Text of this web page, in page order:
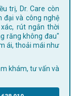
đại và công nghệ
rút ngắn thời
răng không đau"
ái, thoải mái như